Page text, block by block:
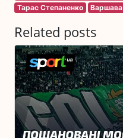
Тарас Степаненко
Варшава
Related posts